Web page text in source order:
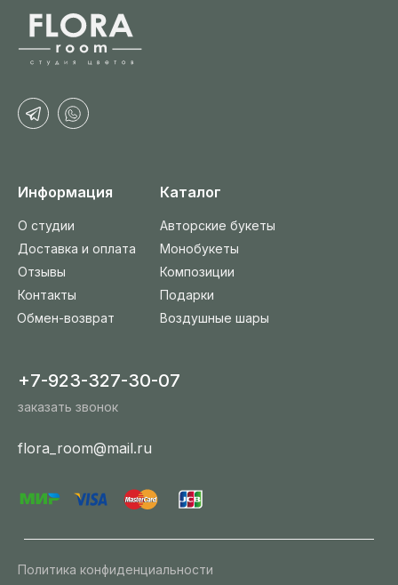
Авторские букеты
Композиции
Подарки
Монобукеты
Каталог
+7-923-327-30-07
Политика конфиденциальности
flora_room@mail.ru
Информация
заказать звонок
О студии
Отзывы
Доставка и оплата
Контакты
Обмен-возврат
Воздушные шары